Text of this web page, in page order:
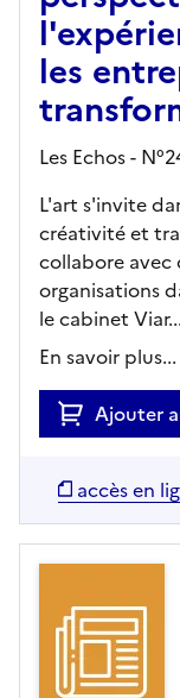
les
Les Echos -
L'art s'invite
créativité et
collabore avec
organisations
le cabinet Viar...
En savoir plus...
Ajouter
accès en